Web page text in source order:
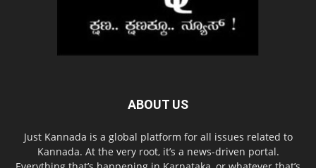
ABOUT US
Just Kannada is a global platform for all issues related to
Kannada. At the very root, it’s a news-driven portal.